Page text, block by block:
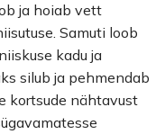
ja hoiab vett
Samuti loob
kadu ja
silub ja pehmendab
kortsude nähtavust